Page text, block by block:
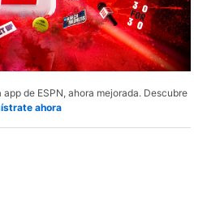
de ESPN, ahora mejorada. Descubre
ahora